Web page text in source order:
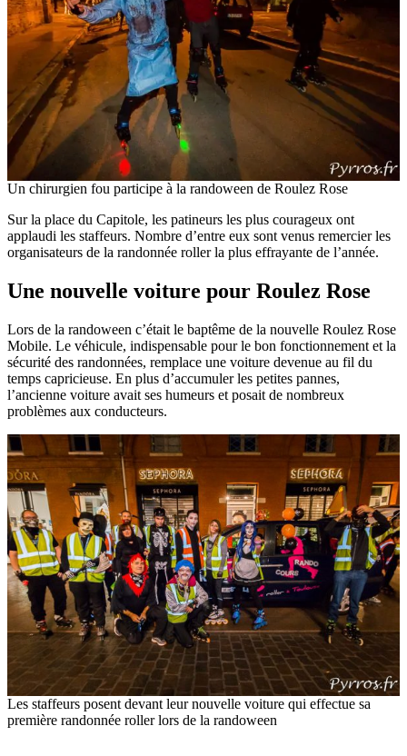
Un chirurgien fou participe à la randoween de Roulez Rose
Sur la place du Capitole, les patineurs les plus courageux ont
applaudi les staffeurs. Nombre d’entre eux sont venus remercier les
organisateurs de la randonnée roller la plus effrayante de l’année.
Une nouvelle voiture pour Roulez Rose
Lors de la randoween c’était le baptême de la nouvelle Roulez Rose
Mobile. Le véhicule, indispensable pour le bon fonctionnement et la
sécurité des randonnées, remplace une voiture devenue au fil du
temps capricieuse. En plus d’accumuler les petites pannes,
l’ancienne voiture avait ses humeurs et posait de nombreux
problèmes aux conducteurs.
Les staffeurs posent devant leur nouvelle voiture qui effectue sa
première randonnée roller lors de la randoween